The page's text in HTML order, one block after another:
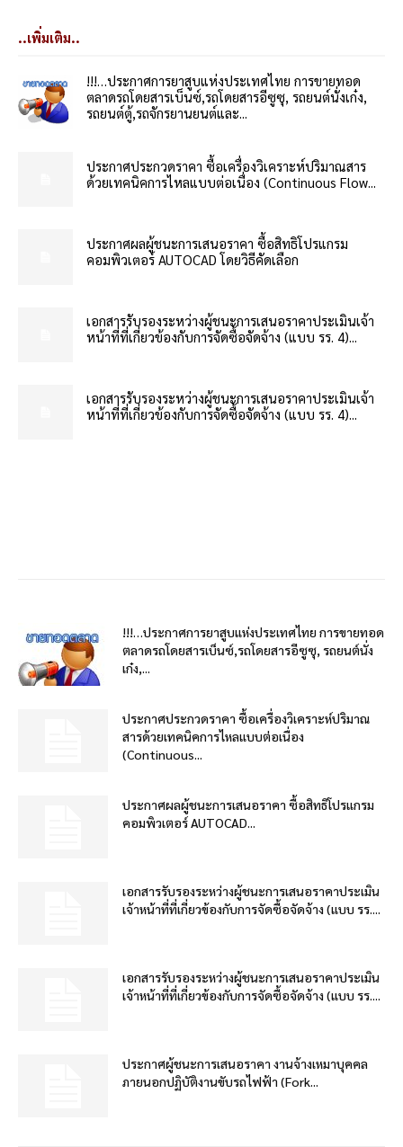
..เพิ่มเติม..
!!!…ประกาศการยาสูบแห่งประเทศไทย การขายทอด
ตลาดรถโดยสารเบ็นซ์,รถโดยสารอีซูซุ, รถยนต์นั่งเก๋ง,
รถยนต์ตู้,รถจักรยานยนต์และ...
ประกาศประกวดราคา ซื้อเครื่องวิเคราะห์ปริมาณสาร
ด้วยเทคนิคการไหลแบบต่อเนื่อง (Continuous Flow...
ประกาศผลผู้ชนะการเสนอราคา ซื้อสิทธิโปรแกรม
คอมพิวเตอร์ AUTOCAD โดยวิธีคัดเลือก
เอกสารรับรองระหว่างผู้ชนะการเสนอราคาประเมินเจ้า
หน้าที่ที่เกี่ยวข้องกับการจัดซื้อจัดจ้าง (แบบ รร. 4)...
เอกสารรับรองระหว่างผู้ชนะการเสนอราคาประเมินเจ้า
หน้าที่ที่เกี่ยวข้องกับการจัดซื้อจัดจ้าง (แบบ รร. 4)...
!!!…ประกาศการยาสูบแห่งประเทศไทย การขายทอด
ตลาดรถโดยสารเบ็นซ์,รถโดยสารอีซูซุ, รถยนต์นั่ง
เก๋ง,...
ประกาศประกวดราคา ซื้อเครื่องวิเคราะห์ปริมาณ
สารด้วยเทคนิคการไหลแบบต่อเนื่อง
(Continuous...
ประกาศผลผู้ชนะการเสนอราคา ซื้อสิทธิโปรแกรม
คอมพิวเตอร์ AUTOCAD...
เอกสารรับรองระหว่างผู้ชนะการเสนอราคาประเมิน
เจ้าหน้าที่ที่เกี่ยวข้องกับการจัดซื้อจัดจ้าง (แบบ รร....
เอกสารรับรองระหว่างผู้ชนะการเสนอราคาประเมิน
เจ้าหน้าที่ที่เกี่ยวข้องกับการจัดซื้อจัดจ้าง (แบบ รร....
ประกาศผู้ชนะการเสนอราคา งานจ้างเหมาบุคคล
ภายนอกปฏิบัติงานขับรถไฟฟ้า (Fork...